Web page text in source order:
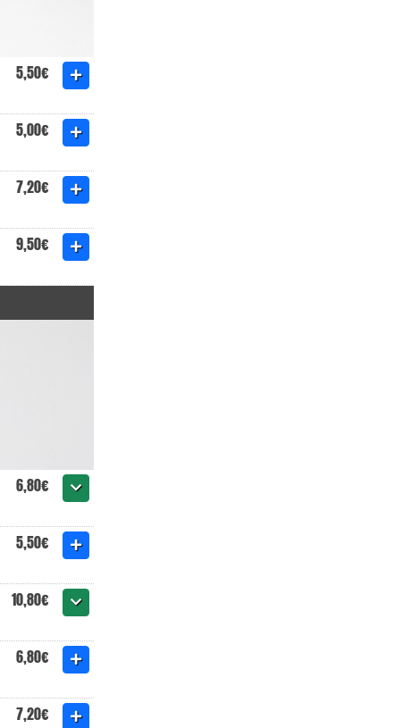
5,50€
5,00€
7,20€
9,50€
6,80€
5,50€
10,80€
6,80€
7,20€